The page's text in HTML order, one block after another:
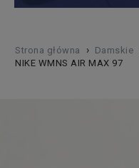
Strona główna › Damskie
NIKE WMNS AIR MAX 97